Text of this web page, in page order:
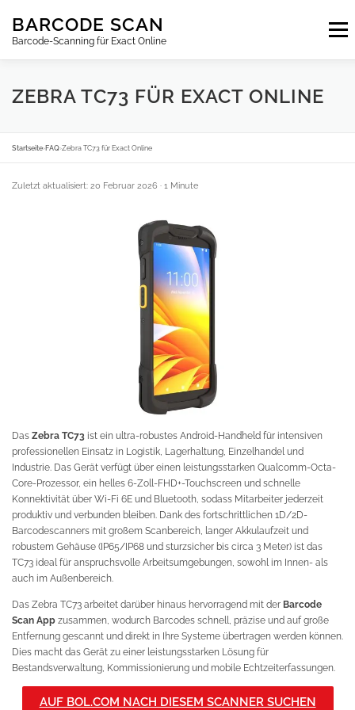
Inhalt
springen
BARCODE SCAN
Barcode-Scanning für Exact Online
Menu
ABONNEMENTS FAQ BLOG KONTAKT
ANMELDEN DE
ZEBRA TC73 FÜR EXACT ONLINE
Startseite›FAQ›Zebra TC73 für Exact Online
Zuletzt aktualisiert: 20 Februar 2026 · 1 Minute
Das Zebra TC73 ist ein ultra-robustes Android-Handheld für intensiven
professionellen Einsatz in Logistik, Lagerhaltung, Einzelhandel und
Industrie. Das Gerät verfügt über einen leistungsstarken Qualcomm-Octa-
Core-Prozessor, ein helles 6-Zoll-FHD+-Touchscreen und schnelle
Konnektivität über Wi-Fi 6E und Bluetooth, sodass Mitarbeiter jederzeit
produktiv und verbunden bleiben. Dank des fortschrittlichen 1D/2D-
Barcodescanners mit großem Scanbereich, langer Akkulaufzeit und
robustem Gehäuse (IP65/IP68 und sturzsicher bis circa 3 Meter) ist das
TC73 ideal für anspruchsvolle Arbeitsumgebungen, sowohl im Innen- als
auch im Außenbereich.
Das Zebra TC73 arbeitet darüber hinaus hervorragend mit der Barcode
Scan App zusammen, wodurch Barcodes schnell, präzise und auf große
Entfernung gescannt und direkt in Ihre Systeme übertragen werden können.
Dies macht das Gerät zu einer leistungsstarken Lösung für
Bestandsverwaltung, Kommissionierung und mobile Echtzeiterfassungen.
AUF BOL.COM NACH DIESEM SCANNER SUCHEN